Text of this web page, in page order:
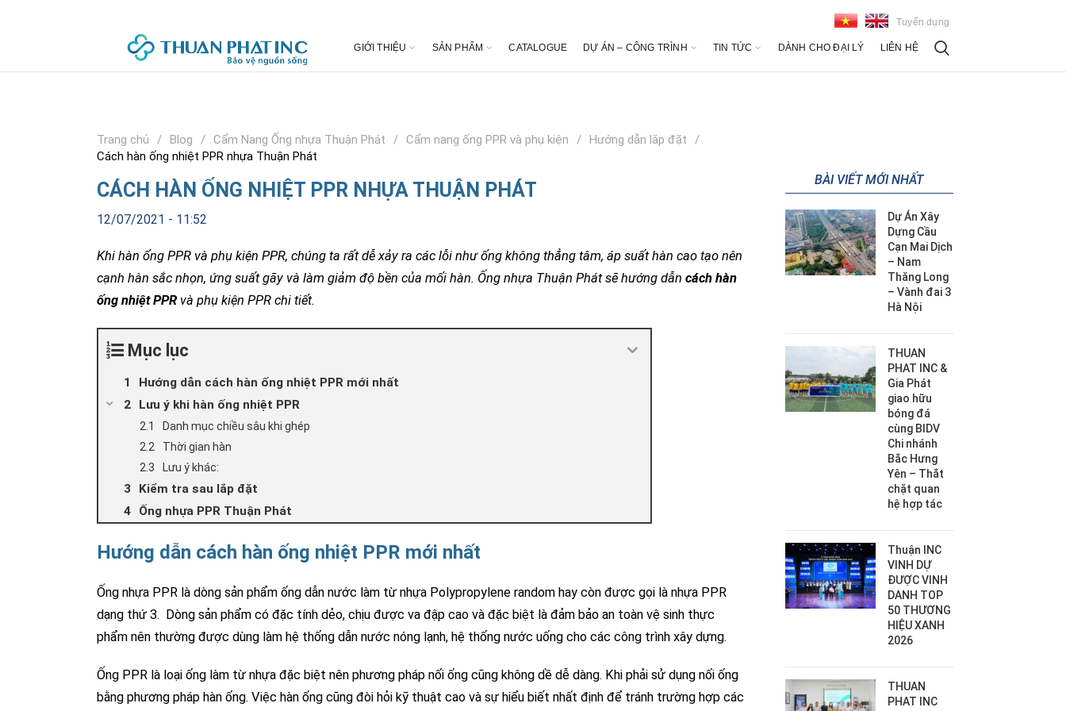
Tuyển dụng
GIỚI THIỆU SẢN PHẨM CATALOGUE DỰ ÁN – CÔNG TRÌNH TIN TỨC DÀNH CHO ĐẠI LÝ LIÊN HỆ
Trang chủ Blog Cẩm Nang Ống nhựa Thuận Phát Cẩm nang ống PPR và phụ kiện
Hướng dẫn lắp đặt
Cách hàn ống nhiệt PPR nhựa Thuận Phát
CÁCH HÀN ỐNG NHIỆT PPR NHỰA THUẬN PHÁT
12/07/2021 - 11:52
Khi hàn ống PPR và phụ kiện PPR, chúng ta rất dễ xảy ra các lỗi như ống không thẳng tâm, áp suất hàn cao tạo nên
cạnh hàn sắc nhọn, ứng suất gãy và làm giảm độ bền của mối hàn. Ống nhựa Thuận Phát sẽ hướng dẫn cách hàn
ống nhiệt PPR và phụ kiện PPR chi tiết.
Mục lục
Hướng dẫn cách hàn ống nhiệt PPR mới nhất
Lưu ý khi hàn ống nhiệt PPR
Danh mục chiều sâu khi ghép
Thời gian hàn
Lưu ý khác:
Kiểm tra sau lắp đặt
Ống nhựa PPR Thuận Phát
Hướng dẫn cách hàn ống nhiệt PPR mới nhất
Ống nhựa PPR là dòng sản phẩm ống dẫn nước làm từ nhựa Polypropylene random hay còn được gọi là nhựa PPR
dạng thứ 3. Dòng sản phẩm có đặc tính dẻo, chịu được va đập cao và đặc biệt là đảm bảo an toàn vệ sinh thực
phẩm nên thường được dùng làm hệ thống dẫn nước nóng lạnh, hệ thống nước uống cho các công trình xây dựng.
Ống PPR là loại ống làm từ nhựa đặc biệt nên phương pháp nối ống cũng không dề dễ dàng. Khi phải sử dụng nối ống
bằng phương pháp hàn ống. Việc hàn ống cũng đòi hỏi kỹ thuật cao và sự hiểu biết nhất định để tránh trường hợp các
BÀI VIẾT MỚI NHẤT
Dự Án Xây
Dựng Cầu
Cạn Mai Dịch
– Nam
Thăng Long
– Vành đai 3
Hà Nội
THUAN
PHAT INC &
Gia Phát
giao hữu
bóng đá
cùng BIDV
Chi nhánh
Bắc Hưng
Yên – Thắt
chặt quan
hệ hợp tác
Thuận INC
VINH DỰ
ĐƯỢC VINH
DANH TOP
50 THƯƠNG
HIỆU XANH
2026
THUAN
PHAT INC